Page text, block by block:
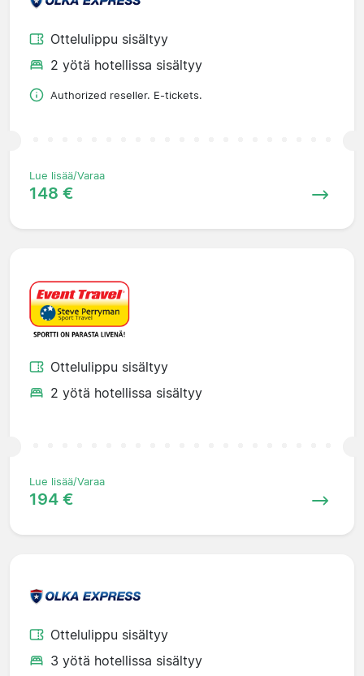
Ottelulippu sisältyy
2 yötä hotellissa sisältyy
Authorized reseller. E-tickets.
Lue lisää/Varaa
148 €
Ottelulippu sisältyy
2 yötä hotellissa sisältyy
Lue lisää/Varaa
194 €
Ottelulippu sisältyy
3 yötä hotellissa sisältyy